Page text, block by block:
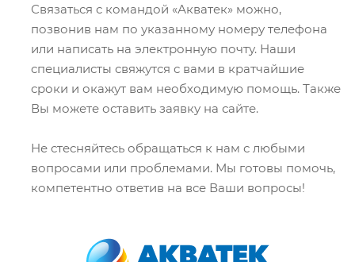
Связаться с командой «Акватек» можно,
позвонив нам по указанному номеру телефона
или написать на электронную почту. Наши
специалисты свяжутся с вами в кратчайшие
сроки и окажут вам необходимую помощь. Также
Вы можете оставить заявку на сайте.
Не стесняйтесь обращаться к нам с любыми
вопросами или проблемами. Мы готовы помочь,
компетентно ответив на все Ваши вопросы!